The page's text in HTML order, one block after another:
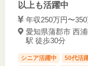
以上も活躍中
年収250万円〜350
愛知県蒲郡市 西
駅 徒歩30分
シニア活躍中 50代活